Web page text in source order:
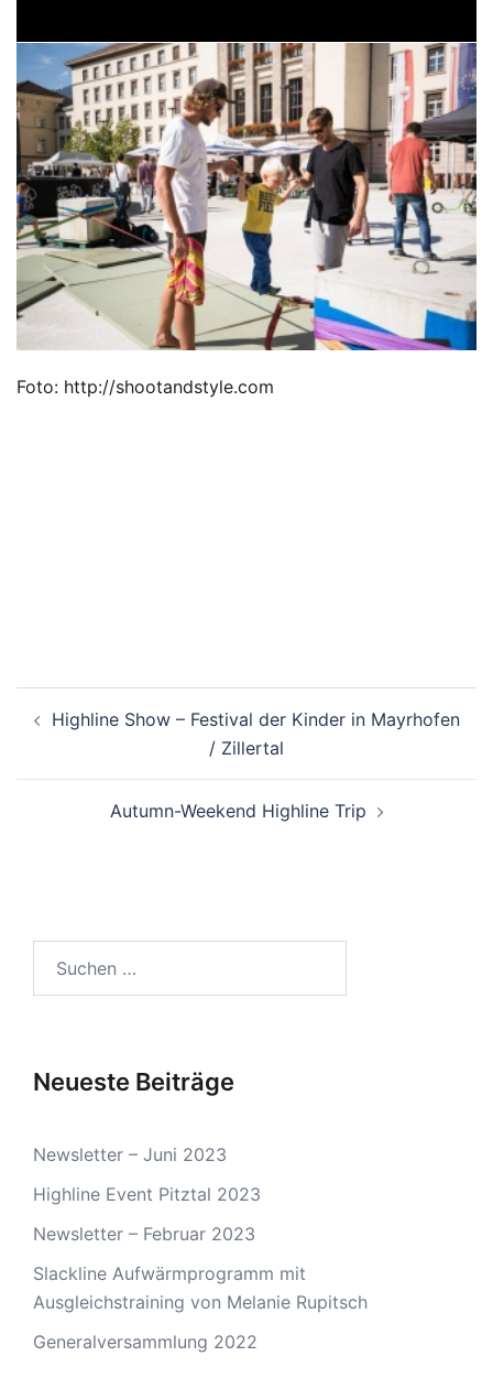
Foto: http://shootandstyle.com
Highline Show – Festival der Kinder in Mayrhofen
/ Zillertal
Autumn-Weekend Highline Trip
nach:
Neueste Beiträge
Newsletter – Juni 2023
Highline Event Pitztal 2023
Newsletter – Februar 2023
Slackline Aufwärmprogramm mit
Ausgleichstraining von Melanie Rupitsch
Generalversammlung 2022